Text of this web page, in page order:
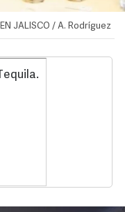
JALISCO / A. Rodríguez